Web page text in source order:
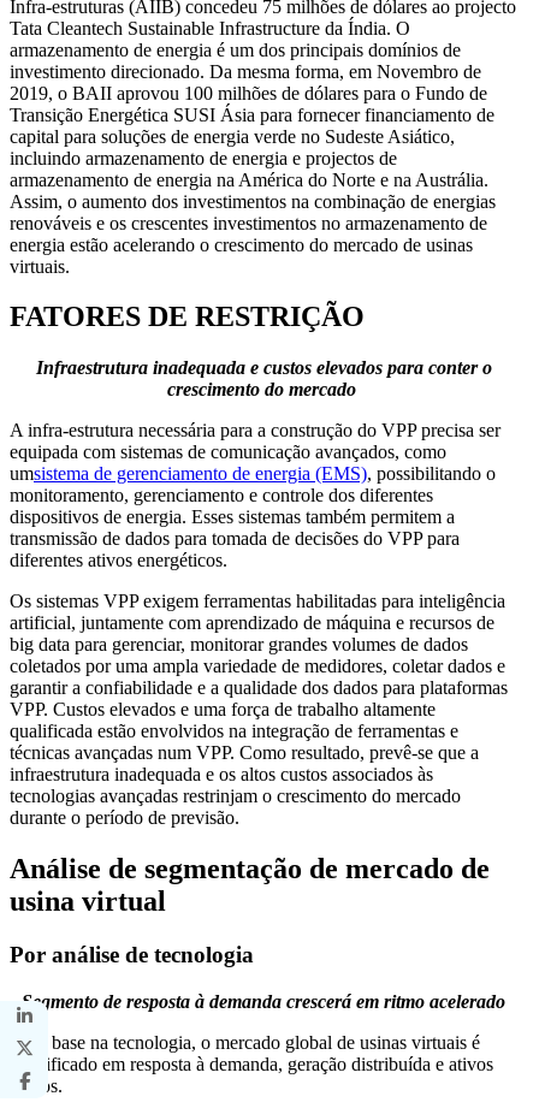
Infra-estruturas (AIIB) concedeu 75 milhões de dólares ao projecto
Tata Cleantech Sustainable Infrastructure da Índia. O
armazenamento de energia é um dos principais domínios de
investimento direcionado. Da mesma forma, em Novembro de
2019, o BAII aprovou 100 milhões de dólares para o Fundo de
Transição Energética SUSI Ásia para fornecer financiamento de
capital para soluções de energia verde no Sudeste Asiático,
incluindo armazenamento de energia e projectos de
armazenamento de energia na América do Norte e na Austrália.
Assim, o aumento dos investimentos na combinação de energias
renováveis ​​e os crescentes investimentos no armazenamento de
energia estão acelerando o crescimento do mercado de usinas
virtuais.
FATORES DE RESTRIÇÃO
Infraestrutura inadequada e custos elevados para conter o
crescimento do mercado
A infra-estrutura necessária para a construção do VPP precisa ser
equipada com sistemas de comunicação avançados, como
umsistema de gerenciamento de energia (EMS), possibilitando o
monitoramento, gerenciamento e controle dos diferentes
dispositivos de energia. Esses sistemas também permitem a
transmissão de dados para tomada de decisões do VPP para
diferentes ativos energéticos.
Os sistemas VPP exigem ferramentas habilitadas para inteligência
artificial, juntamente com aprendizado de máquina e recursos de
big data para gerenciar, monitorar grandes volumes de dados
coletados por uma ampla variedade de medidores, coletar dados e
garantir a confiabilidade e a qualidade dos dados para plataformas
VPP. Custos elevados e uma força de trabalho altamente
qualificada estão envolvidos na integração de ferramentas e
técnicas avançadas num VPP. Como resultado, prevê-se que a
infraestrutura inadequada e os altos custos associados às
tecnologias avançadas restrinjam o crescimento do mercado
durante o período de previsão.
Análise de segmentação de mercado de
usina virtual
Por análise de tecnologia
Segmento de resposta à demanda crescerá em ritmo acelerado
Com base na tecnologia, o mercado global de usinas virtuais é
classificado em resposta à demanda, geração distribuída e ativos
mistos.